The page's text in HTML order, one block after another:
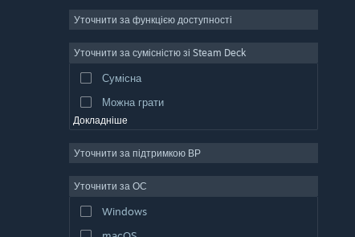
Створення відео
Обробка фотографій
Уточнити за функцією доступності
Уточнити за сумісністю зі Steam Deck
Сумісна
Можна грати
Докладніше
Уточнити за підтримкою ВР
Уточнити за ОС
Windows